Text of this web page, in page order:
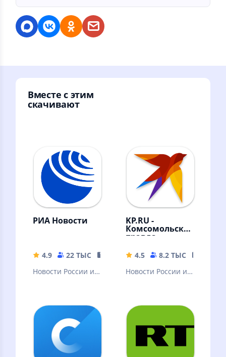
Вместе с этим
скачивают
РИА Новости
4.9 22 ТЫС
23.82 MB
Новости России и
инфографика от
лидера новостного
рынка.
KP.RU -
Комсомольская
правда.
новости
страны
4.5 8.2 ТЫС
Новости России и